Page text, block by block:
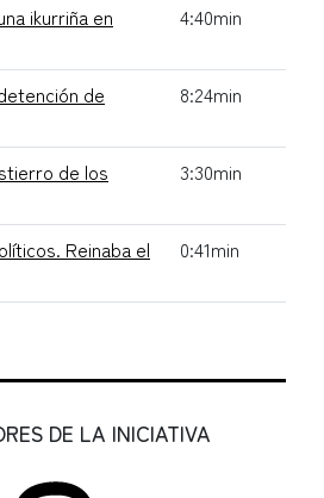
ikurriña en
4:40min
de
8:24min
de los
3:30min
Reinaba el
0:41min
DE LA INICIATIVA